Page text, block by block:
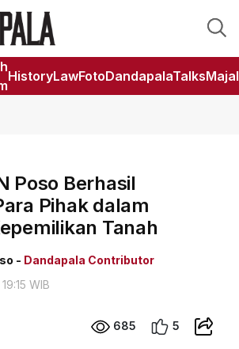
HistoryLawFotoDandapalaTalks
Poso Berhasil
Pihak dalam
Tanah
- Dandapala Contributor
WIB
685 5